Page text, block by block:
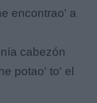
encontrao' a
cabezón
potao' to' el